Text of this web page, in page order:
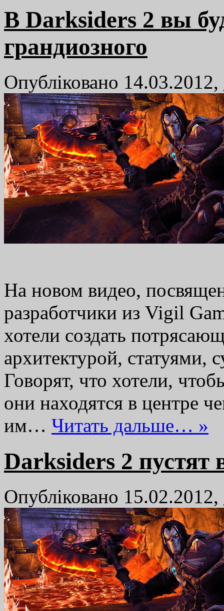
В Darksiders 2 вы
грандиозного
Опубліковано 14.03.2012,
На новом видео,
разработчики из Vigil
хотели создать
архитектурой,
Говорят, что хотели,
они находятся в центре
им… Читать дальше… »
Darksiders 2
Опубліковано 15.02.2012,